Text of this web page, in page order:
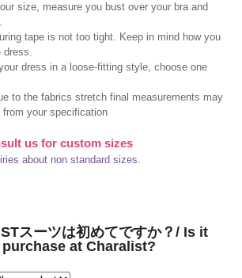
size, measure you bust over your bra and
tape is not too tight. Keep in mind how you
dress.
dress in a loose-fitting style, choose one
to the fabrics stretch final measurements may
your specification
us for custom sizes
about non standard sizes.
スーツは初めてですか？/ Is it
at Charalist?